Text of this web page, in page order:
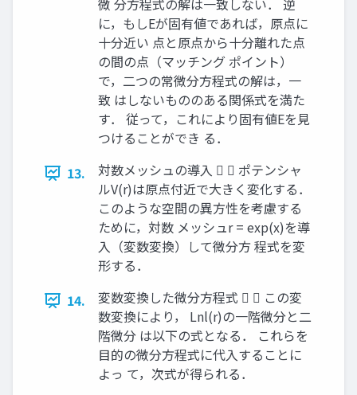
微 分方程式の解は一致しない． 逆
に，もしEが固有値であれば，原点に
十分近い 点と原点から十分離れた点
の間の点（マッチング ポイント）
で，二つの常微分方程式の解は，一
致 はしないもののある関係式を満た
す． 従って，これにより固有値Eを見
つけることができ る．
13.
対数メッシュの導入   ポテンシャ
ルV(r)は原点付近で大きく変化する．
このような空間の異方性を考慮する
ために，対数 メッシュr = exp(x)を導
入（変数変換）して微分方 程式を変
形する．
14.
変数変換した微分方程式   この変
数変換により， Lnl(r)の一階微分と二
階微分 は以下の式となる． これらを
目的の微分方程式に代入することに
よっ て，次式が得られる．